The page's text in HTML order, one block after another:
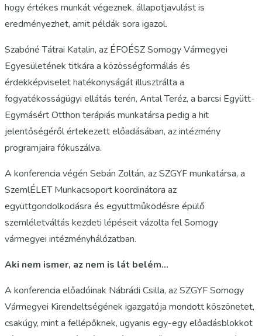
hogy értékes munkát végeznek, állapotjavulást is
eredményezhet, amit példák sora igazol.
Szabóné Tátrai Katalin, az ÉFOÉSZ Somogy Vármegyei
Egyesületének titkára a közösségformálás és
érdekképviselet hatékonyságát illusztrálta a
fogyatékosságügyi ellátás terén, Antal Teréz, a barcsi Együtt-
Egymásért Otthon terápiás munkatársa pedig a hit
jelentőségéről értekezett előadásában, az intézmény
programjaira fókuszálva.
A konferencia végén Sebán Zoltán, az SZGYF munkatársa, a
SzemlÉLET Munkacsoport koordinátora az
együttgondolkodásra és együttműködésre épülő
szemléletváltás kezdeti lépéseit vázolta fel Somogy
vármegyei intézményhálózatban.
Aki nem ismer, az nem is lát belém…
A konferencia előadóinak Nábrádi Csilla, az SZGYF Somogy
Vármegyei Kirendeltségének igazgatója mondott köszönetet,
csakúgy, mint a fellépőknek, ugyanis egy-egy előadásblokkot